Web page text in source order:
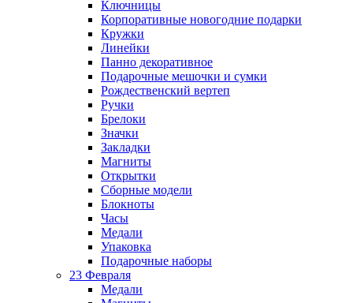
Ключницы
Корпоративные новогодние подарки
Кружки
Линейки
Панно декоративное
Подарочные мешочки и сумки
Рождественский вертеп
Ручки
Брелоки
Значки
Закладки
Магниты
Открытки
Сборные модели
Блокноты
Часы
Медали
Упаковка
Подарочные наборы
23 Февраля
Медали